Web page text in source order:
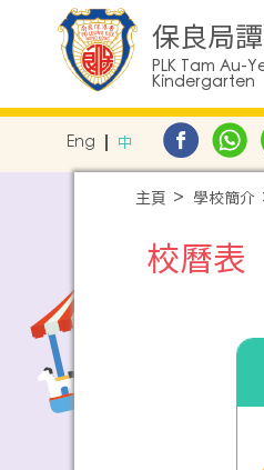
保良局
PLK Tam Au-
Kindergarten
Eng 中
主頁 學校簡介
校曆表